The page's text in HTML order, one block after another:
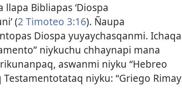
Bibliapas ‘Diospa
(2 Timoteo 3:16). Ñaupa
Diospa yuyaychasqanmi. Ichaqa
niykuchu chhaynapi mana
aswanmi niyku “Hebreo
niyku: “Griego Rimay